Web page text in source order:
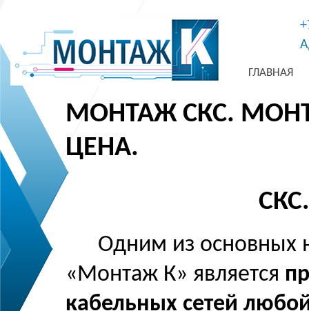
ГЛАВНАЯ
МОНТАЖ СКС.
ЦЕНА.
Одним из основных
«Монтаж К» является
кабельных сетей